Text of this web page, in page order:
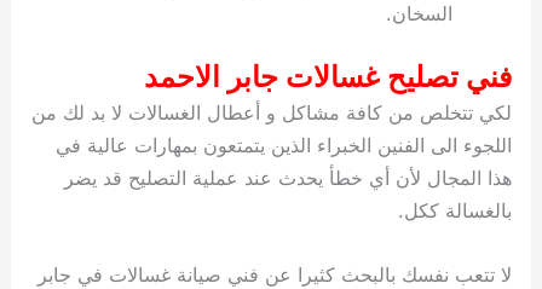
السخان.
فني تصليح غسالات جابر الاحمد
لكي تتخلص من كافة مشاكل و أعطال الغسالات لا بد لك من
اللجوء الى الفنين الخبراء الذين يتمتعون بمهارات عالية في
هذا المجال لأن أي خطأ يحدث عند عملية التصليح قد يضر
بالغسالة ككل.
لا تتعب نفسك بالبحث كثيرا عن فني صيانة غسالات في جابر